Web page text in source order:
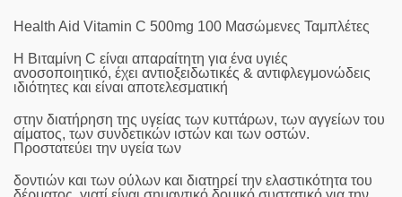
Health Aid Vitamin C 500mg 100 Μασώμενες Ταμπλέτες
Η Βιταμίνη C είναι απαραίτητη για ένα υγιές
ανοσοποιητικό, έχει αντιοξειδωτικές & αντιφλεγμονώδεις
ιδιότητες και είναι αποτελεσματική
στην διατήρηση της υγείας των κυττάρων, των αγγείων του
αίματος, των συνδετικών ιστών και των οστών.
Προστατεύει την υγεία των
δοντιών και των ούλων και διατηρεί την ελαστικότητα του